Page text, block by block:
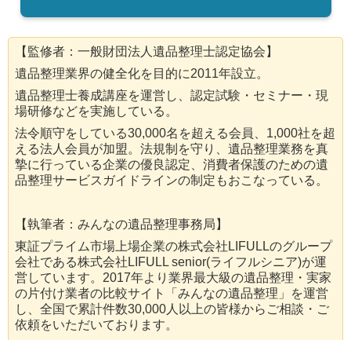
【監修者：一般財団法人遺品整理士認定協会】
遺品整理業界の健全化を目的に2011年設立。
遺品整理士養成講座を運営し、認定試験・セミナー・現
場研修などを実施している。
法令順守をしている30,000名を超える会員、1,000社を超
える法人会員が加盟。法規制を守り、遺品整理業務を真
摯に行っている企業の優良認定、消費者保護のための遺
品整理サービスガイドラインの制定もおこなっている。
【執筆者：みんなの遺品整理事務局】
東証プライム市場上場企業の株式会社LIFULLのグループ
会社である株式会社LIFULL senior(ライフルシニア)が運
営しています。2017年より業界最大級の遺品整理・実家
の片付け業者の比較サイト「みんなの遺品整理」を運営
し、全国で累計件数30,000人以上の皆様からご相談・ご
依頼をいただいております。